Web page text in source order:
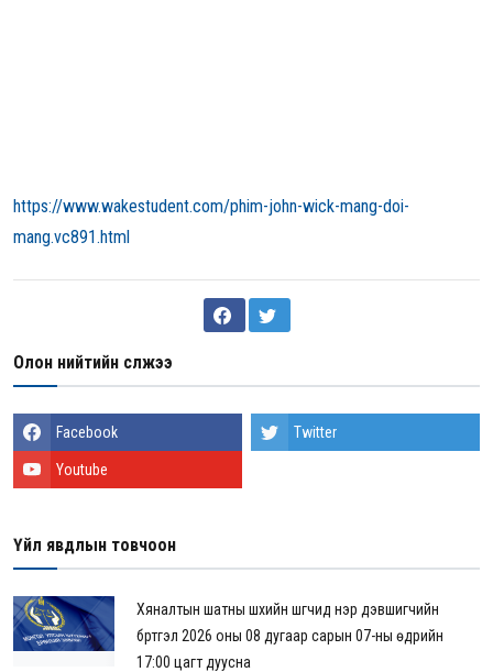
https://www.wakestudent.com/phim-john-wick-mang-doi-
mang.vc891.html
Олон нийтийн сүлжээ
Facebook Twitter
Youtube
Үйл явдлын товчоон
Хяналтын шатны шүүхийн шүүгчид нэр дэвшигчийн
бүртгэл 2026 оны 08 дугаар сарын 07-ны өдрийн
17:00 цагт дуусна